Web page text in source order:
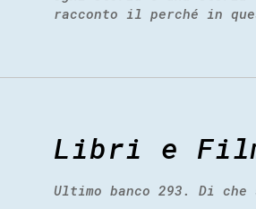
racconto il perché in
Libri e
Ultimo banco 293. Di che